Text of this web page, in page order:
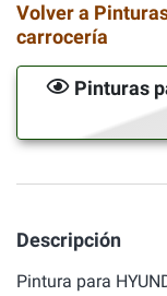
Volver a
carrocería
Pinturas
Descripción
Pintura para